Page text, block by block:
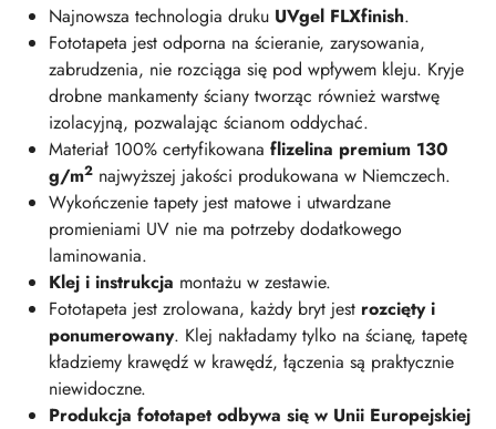
Najnowsza technologia druku UVgel FLXfinish.
Fototapeta jest odporna na ścieranie, zarysowania,
zabrudzenia, nie rozciąga się pod wpływem kleju. Kryje
drobne mankamenty ściany tworząc również warstwę
izolacyjną, pozwalając ścianom oddychać.
Materiał 100% certyfikowana flizelina premium 130
g/m2 najwyższej jakości produkowana w Niemczech.
Wykończenie tapety jest matowe i utwardzane
promieniami UV nie ma potrzeby dodatkowego
laminowania.
Klej i instrukcja montażu w zestawie.
Fototapeta jest zrolowana, każdy bryt jest rozcięty i
ponumerowany. Klej nakładamy tylko na ścianę, tapetę
kładziemy krawędź w krawędź, łączenia są praktycznie
niewidoczne.
Produkcja fototapet odbywa się w Unii Europejskiej